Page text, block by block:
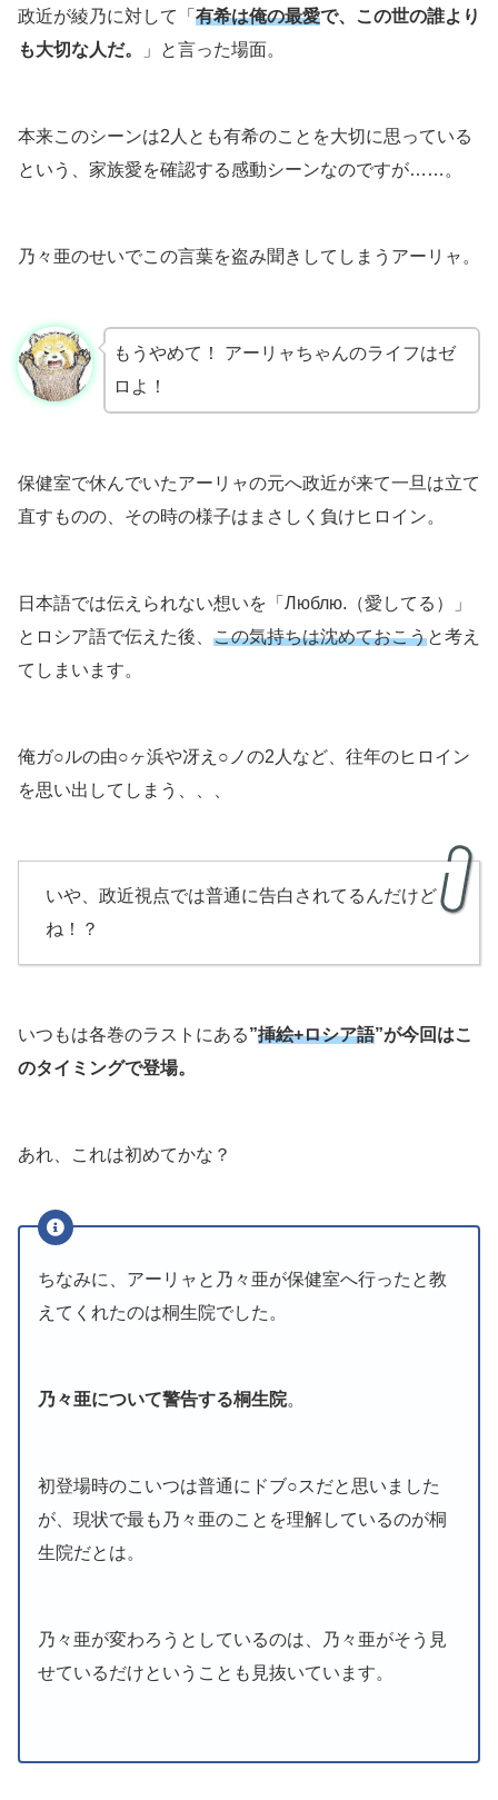
政近が綾乃に対して「 有希は俺の最愛で、この世の誰より
も大切な人だ。
」と言った場面。
本来このシーンは2人とも有希のことを大切に思っている
という、家族愛を確認する感動シーンなのですが……。
乃々亜のせいでこの言葉を盗み聞きしてしまうアーリャ。
もうやめて！ アーリャちゃんのライフはゼ
ロよ！
保健室で休んでいたアーリャの元へ政近が来て一旦は立て
直すものの、その時の様子はまさしく負けヒロイン。
日本語では伝えられない想いを「Люблю.（愛してる）」
とロシア語で伝えた後、 この気持ちは沈めておこうと考え
てしまいます。
俺ガ○ルの由○ヶ浜や冴え○ノの2人など、往年のヒロイン
を思い出してしまう、、、
いや、政近視点では普通に告白されてるんだけど
ね！？
いつもは各巻のラストにある”挿絵+ロシア語”が今回はこ
のタイミングで登場。
あれ、これは初めてかな？
ちなみに、アーリャと乃々亜が保健室へ行ったと教
えてくれたのは桐生院でした。
乃々亜について警告する桐生院。
初登場時のこいつは普通にドブ○スだと思いました
が、現状で最も乃々亜のことを理解しているのが桐
生院だとは。
乃々亜が変わろうとしているのは、乃々亜がそう見
せているだけということも見抜いています。